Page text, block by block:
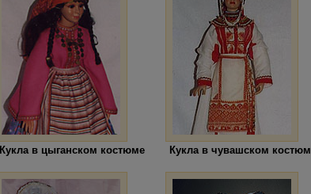
Кукла в цыганском костюме Кукла в чувашском